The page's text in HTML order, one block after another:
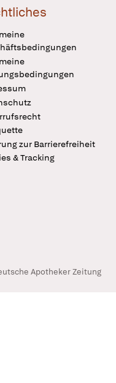
zur Barrierefreiheit
& Tracking
Apotheker Zeitung